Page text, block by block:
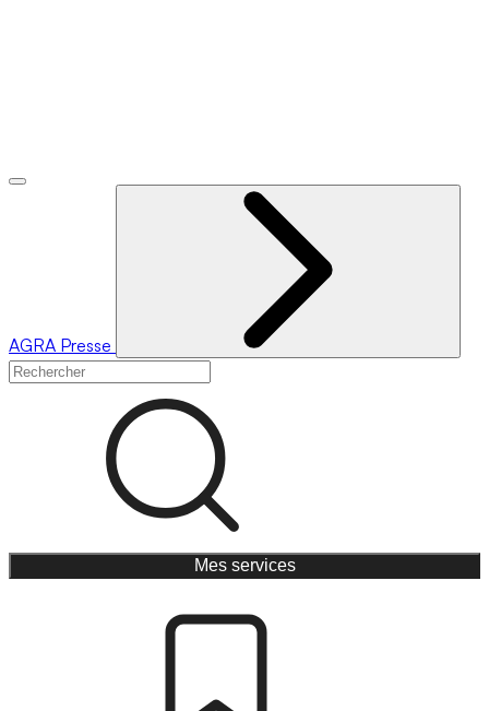
AGRA Presse
Mes services